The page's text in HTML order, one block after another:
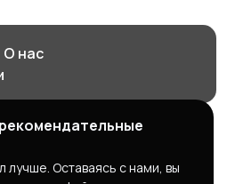
О нас
| Работа |
лучше. Оставаясь с нами, вы